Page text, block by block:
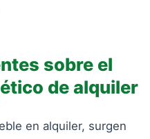
sobre el
de alquiler
en alquiler, surgen